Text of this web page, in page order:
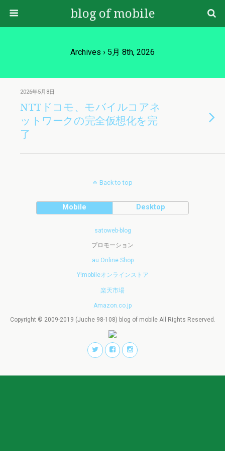
blog of mobile
Archives › 5月 8th, 2026
2026年5月8日
NTTドコモ、モバイルコアネ
ットワークの完全仮想化を完
了
Back to top
Mobile Desktop
satoweb-blog
プロモーション
au Online Shop
Y!mobileオンラインストア
楽天市場
Amazon.co.jp
Copyright © 2009-2019 (Juche 98-108) blog of mobile All Rights Reserved.